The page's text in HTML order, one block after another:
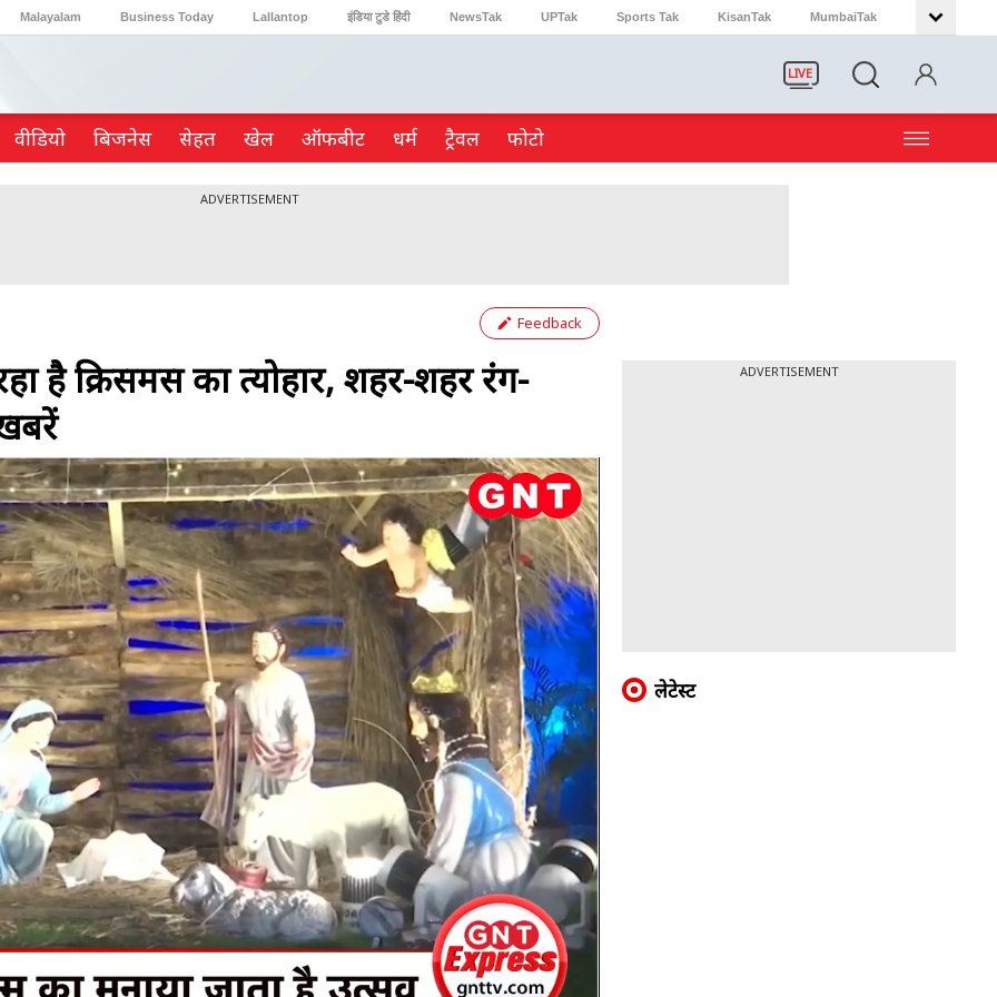
Malayalam Business Today Lallantop इंडिया टुडे हिंदी NewsTak UPTak Sports Tak KisanTak MumbaiTak
LIVE
वीडियो ब‍िजनेस सेहत खेल ऑफबीट धर्म ट्रैवल फोटो
ADVERTISEMENT
Feedback
है क्रिसमस का त्योहार, शहर-शहर रंग-
ADVERTISEMENT
लेटेस्ट